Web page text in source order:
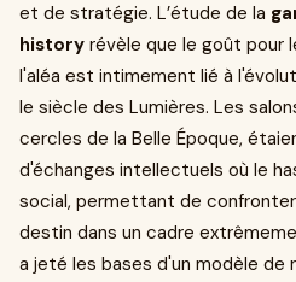
et de stratégie. L’étude de la
history révèle que le goût pour
l'aléa est intimement lié à
le siècle des Lumières. Les
cercles de la Belle Époque,
d'échanges intellectuels où le
social, permettant de
destin dans un cadre
a jeté les bases d'un modèle de